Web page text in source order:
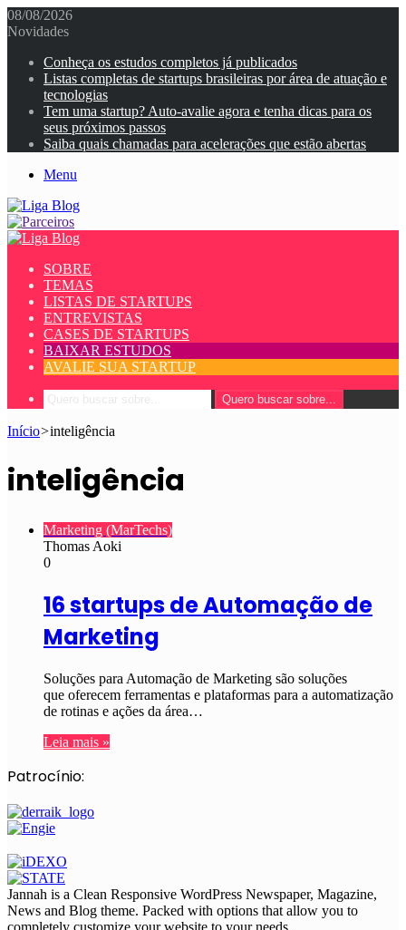
08/08/2026
Novidades
Conheça os estudos completos já publicados
Listas completas de startups brasileiras por área de atuação e
tecnologias
Tem uma startup? Auto-avalie agora e tenha dicas para os
seus próximos passos
Saiba quais chamadas para acelerações que estão abertas
Menu
SOBRE
TEMAS
LISTAS DE STARTUPS
ENTREVISTAS
CASES DE STARTUPS
BAIXAR ESTUDOS
AVALIE SUA STARTUP
Quero buscar sobre...
Início>inteligência
inteligência
Marketing (MarTechs)
Thomas Aoki
0
16 startups de Automação de
Marketing
Soluções para Automação de Marketing são soluções
que oferecem ferramentas e plataformas para a automatização
de rotinas e ações da área…
Leia mais »
Patrocínio:
Jannah is a Clean Responsive WordPress Newspaper, Magazine,
News and Blog theme. Packed with options that allow you to
completely customize your website to your needs.